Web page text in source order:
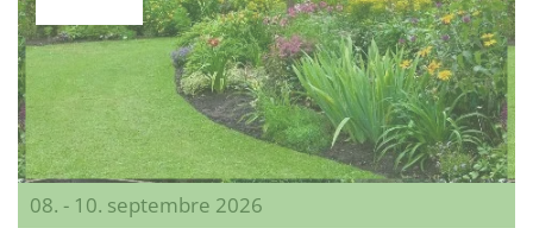
08. - 10. septembre 2026